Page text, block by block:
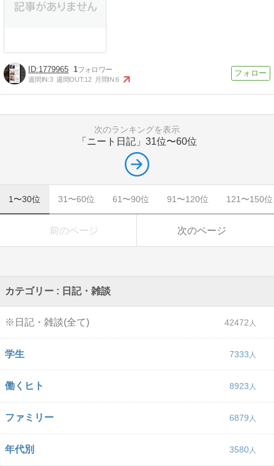
1779965 1
週間IN:3 週間OUT:12 月間IN:6
次のランキングを表示
「ニート日記」 31位〜60位
1〜30位 31〜60位 61〜90位 91〜120位 121〜150位
前のページ 次のページ
カテゴリー : 日記・雑談
※日記・雑談(全て) 42472
学生 7333
働くヒト 8923
ファミリー 6879
年代別 3580